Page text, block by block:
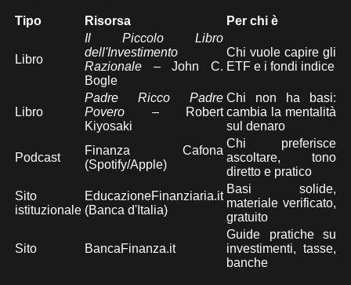
Tipo Risorsa Per chi è
Libro
Il Piccolo Libro
dell'Investimento
Razionale – John C.
Bogle
Chi vuole capire gli
ETF e i fondi indice
Libro
Padre Ricco Padre
Povero – Robert
Kiyosaki
Chi non ha basi:
cambia la mentalità
sul denaro
Podcast
Finanza Cafona
(Spotify/Apple)
Chi preferisce
ascoltare, tono
diretto e pratico
Sito
istituzionale
EducazioneFinanziaria.it
(Banca d'Italia)
Basi solide,
materiale verificato,
gratuito
Sito BancaFinanza.it
Guide pratiche su
investimenti, tasse,
banche